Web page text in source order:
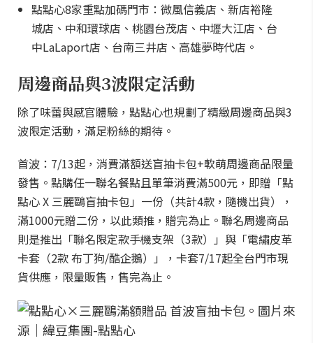
點點心8家重點加碼門市：微風信義店、新店裕隆
城店、中和環球店、桃園台茂店、中壢大江店、台
中LaLaport店、台南三井店、高雄夢時代店。
周邊商品與3波限定活動
除了味蕾與感官體驗，點點心也規劃了精緻周邊商品與3
波限定活動，滿足粉絲的期待。
首波：7/13起，消費滿額送盲抽卡包+軟萌周邊商品限量
發售。點購任一聯名餐點且單筆消費滿500元，即贈「點
點心 X 三麗鷗盲抽卡包」一份（共計4款，隨機出貨），
滿1000元贈二份，以此類推，贈完為止。聯名周邊商品
則是推出「聯名限定款手機支架（3款）」與「電繡皮革
卡套（2款 布丁狗/酷企鵝）」，卡套7/17起全台門市現
貨供應，限量販售，售完為止。